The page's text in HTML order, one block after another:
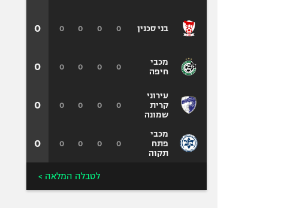
בני סכנין
מכבי
חיפה
עירוני
קרית
שמונה
מכבי
פתח
תקוה
0
0
0
0
0
0
0
0
0
0
0
0
0
0
0
0
0
0
0
0
לטבלה המלאה >